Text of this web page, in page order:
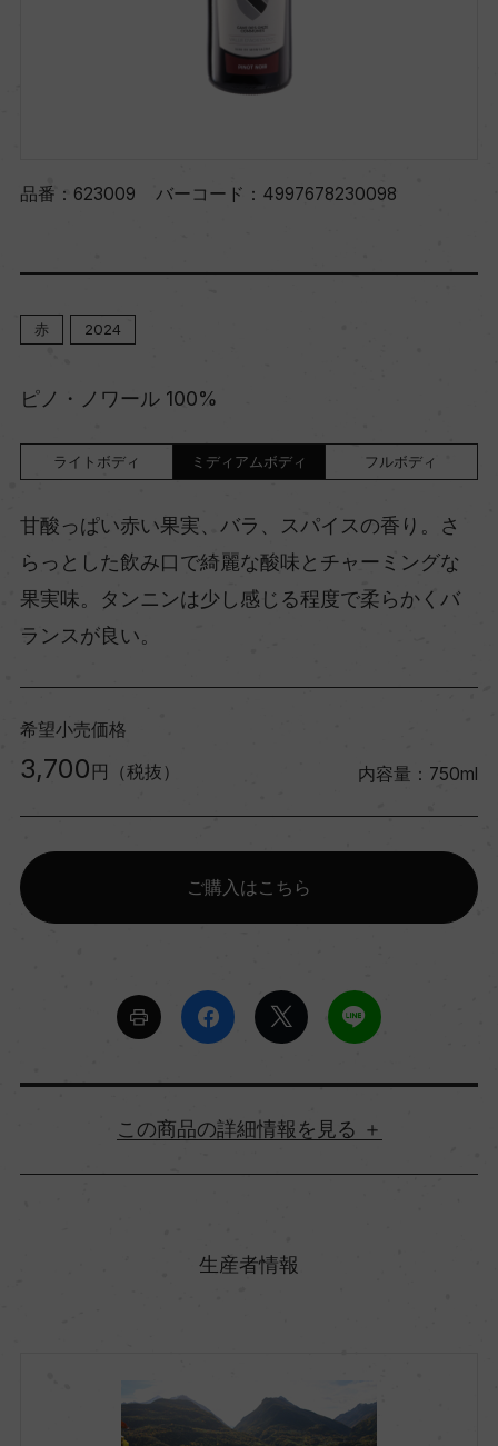
品番： 623009 バーコード： 4997678230098
赤 2024
ピノ・ノワール 100%
ライトボディ ミディアムボディ フルボディ
甘酸っぱい赤い果実、バラ、スパイスの香り。さ
らっとした飲み口で綺麗な酸味とチャーミングな
果実味。タンニンは少し感じる程度で柔らかくバ
ランスが良い。
希望小売価格
3,700 円（税抜） 内容量：750ml
ご購入はこちら
詳細情報
生産者情報